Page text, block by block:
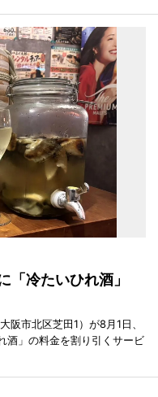
「冷たいひれ酒」
阪市北区芝田1）が8月1日、
酒」の料金を割り引くサービ